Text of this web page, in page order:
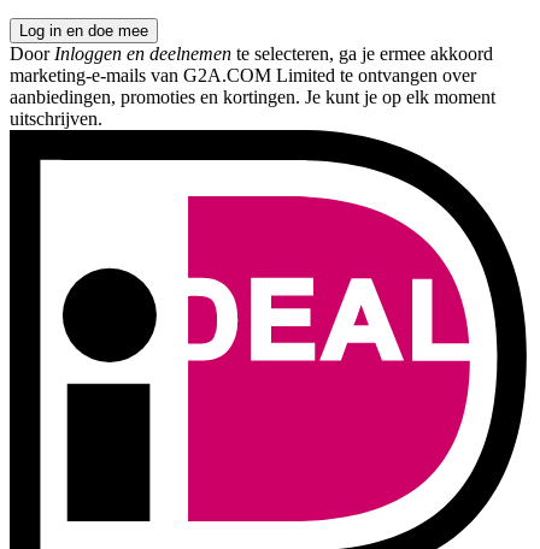
Log in en doe mee
DoorInloggen en deelnemen te selecteren, ga je ermee akkoord
marketing-e-mails van G2A.COM Limited te ontvangen over
aanbiedingen, promoties en kortingen. Je kunt je op elk moment
uitschrijven.